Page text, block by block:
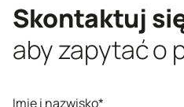
Skontaktuj
aby zapytać o
Imię i nazwisko*